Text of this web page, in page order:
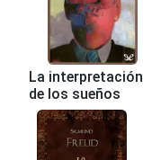
La interpretación
de los sueños